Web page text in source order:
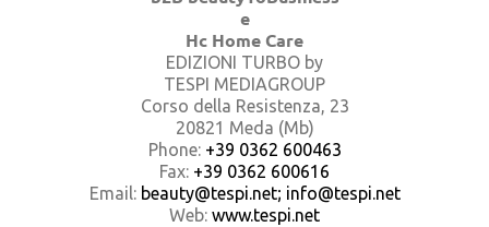
e
Hc Home Care
EDIZIONI TURBO by
TESPI MEDIAGROUP
Corso della Resistenza, 23
20821 Meda (Mb)
Phone: +39 0362 600463
Fax: +39 0362 600616
Email: beauty@tespi.net; info@tespi.net
Web: www.tespi.net